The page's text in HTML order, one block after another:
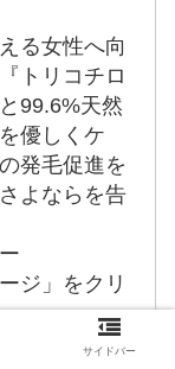
る女性へ向
トリコチロ
99.6%天然
優しくケ
発毛促進を
よならを告
ジ」をクリ
サイドバー